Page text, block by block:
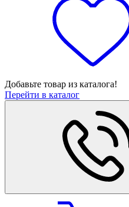
Добавьте товар из каталога!
Перейти в каталог